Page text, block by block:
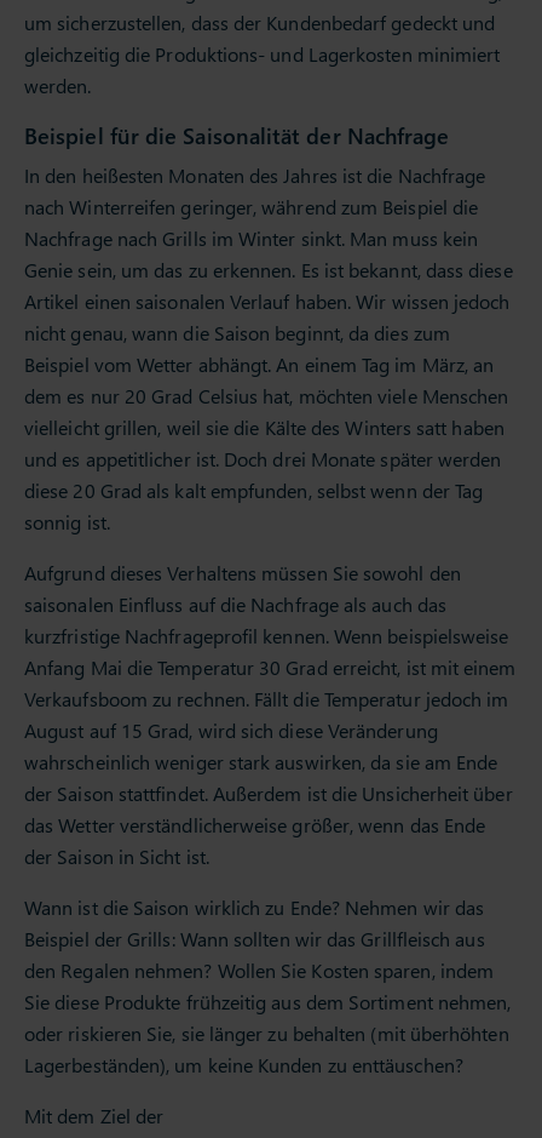
um sicherzustellen, dass der Kundenbedarf gedeckt und
gleichzeitig die Produktions- und Lagerkosten minimiert
werden.
Beispiel für die Saisonalität der Nachfrage
In den heißesten Monaten des Jahres ist die Nachfrage
nach Winterreifen geringer, während zum Beispiel die
Nachfrage nach Grills im Winter sinkt. Man muss kein
Genie sein, um das zu erkennen. Es ist bekannt, dass diese
Artikel einen saisonalen Verlauf haben. Wir wissen jedoch
nicht genau, wann die Saison beginnt, da dies zum
Beispiel vom Wetter abhängt. An einem Tag im März, an
dem es nur 20 Grad Celsius hat, möchten viele Menschen
vielleicht grillen, weil sie die Kälte des Winters satt haben
und es appetitlicher ist. Doch drei Monate später werden
diese 20 Grad als kalt empfunden, selbst wenn der Tag
sonnig ist.
Aufgrund dieses Verhaltens müssen Sie sowohl den
saisonalen Einfluss auf die Nachfrage als auch das
kurzfristige Nachfrageprofil kennen. Wenn beispielsweise
Anfang Mai die Temperatur 30 Grad erreicht, ist mit einem
Verkaufsboom zu rechnen. Fällt die Temperatur jedoch im
August auf 15 Grad, wird sich diese Veränderung
wahrscheinlich weniger stark auswirken, da sie am Ende
der Saison stattfindet. Außerdem ist die Unsicherheit über
das Wetter verständlicherweise größer, wenn das Ende
der Saison in Sicht ist.
Wann ist die Saison wirklich zu Ende? Nehmen wir das
Beispiel der Grills: Wann sollten wir das Grillfleisch aus
den Regalen nehmen? Wollen Sie Kosten sparen, indem
Sie diese Produkte frühzeitig aus dem Sortiment nehmen,
oder riskieren Sie, sie länger zu behalten (mit überhöhten
Lagerbeständen), um keine Kunden zu enttäuschen?
Mit dem Ziel der